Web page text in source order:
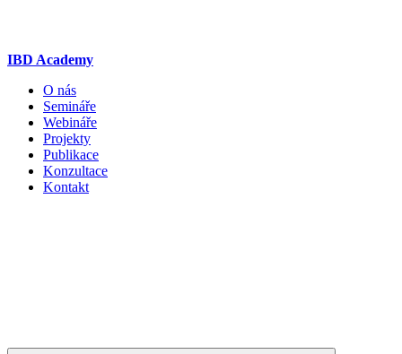
IBD Academy
O nás
Semináře
Webináře
Projekty
Publikace
Konzultace
Kontakt